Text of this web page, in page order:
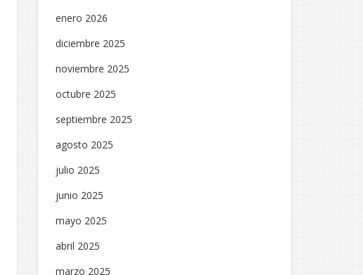
enero 2026
diciembre 2025
noviembre 2025
octubre 2025
septiembre 2025
agosto 2025
julio 2025
junio 2025
mayo 2025
abril 2025
marzo 2025